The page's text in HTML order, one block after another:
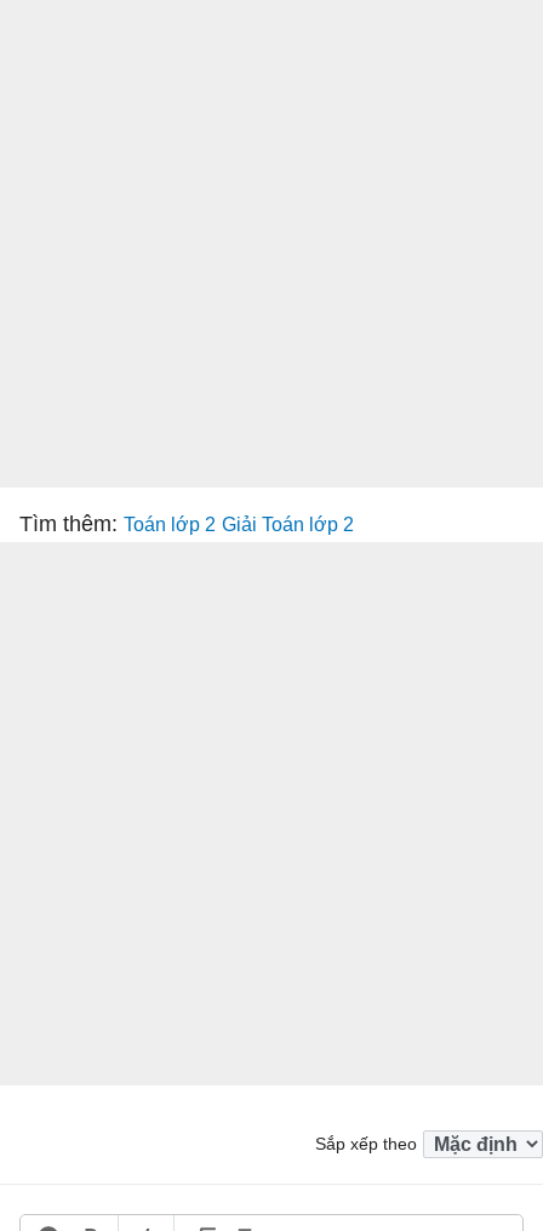
Tìm thêm: Toán lớp 2 Giải Toán lớp 2
Sắp xếp theo